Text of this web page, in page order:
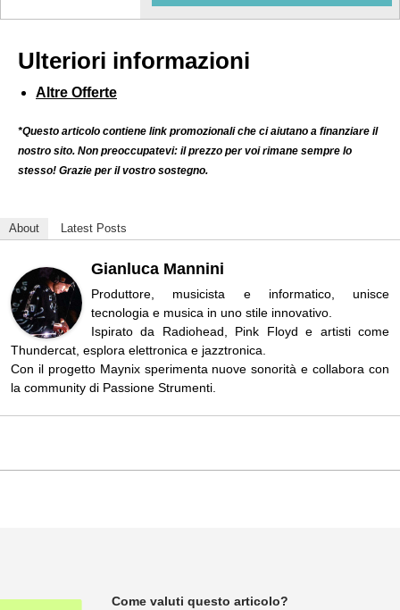
Ulteriori informazioni
Altre Offerte
*Questo articolo contiene link promozionali che ci aiutano a finanziare il
nostro sito. Non preoccupatevi: il prezzo per voi rimane sempre lo
stesso! Grazie per il vostro sostegno.
About Latest Posts
Gianluca Mannini
Produttore, musicista e informatico, unisce
tecnologia e musica in uno stile innovativo.
Ispirato da Radiohead, Pink Floyd e artisti come
Thundercat, esplora elettronica e jazztronica.
Con il progetto Maynix sperimenta nuove sonorità e collabora con
la community di Passione Strumenti.
Come valuti questo articolo?